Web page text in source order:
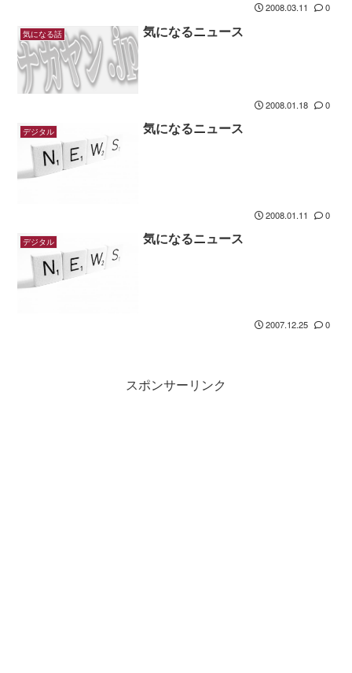
2008.03.11 0
気になる話 気になるニュース
2008.01.18 0
デジタル 気になるニュース
2008.01.11 0
デジタル 気になるニュース
2007.12.25 0
スポンサーリンク